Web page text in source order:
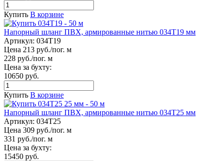
Купить В корзине
Напорный шланг ПВХ, армированные нитью 034Т19 мм
Артикул: 034Т19
Цена 213 руб./пог. м
228 руб./пог. м
Цена за бухту:
10650 руб.
Купить В корзине
Напорный шланг ПВХ, армированные нитью 034Т25 мм
Артикул: 034Т25
Цена 309 руб./пог. м
331 руб./пог. м
Цена за бухту:
15450 руб.